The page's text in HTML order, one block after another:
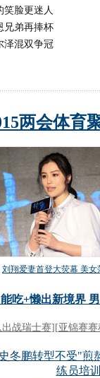
脸更迷人
兄弟再捧杯
泽混双争冠